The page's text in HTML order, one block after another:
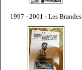
1997 - 2001 - Les Brandes